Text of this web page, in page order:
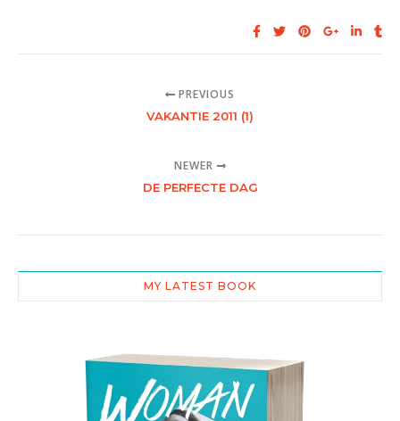
PREVIOUS
VAKANTIE 2011 (1)
NEWER
DE PERFECTE DAG
MY LATEST BOOK